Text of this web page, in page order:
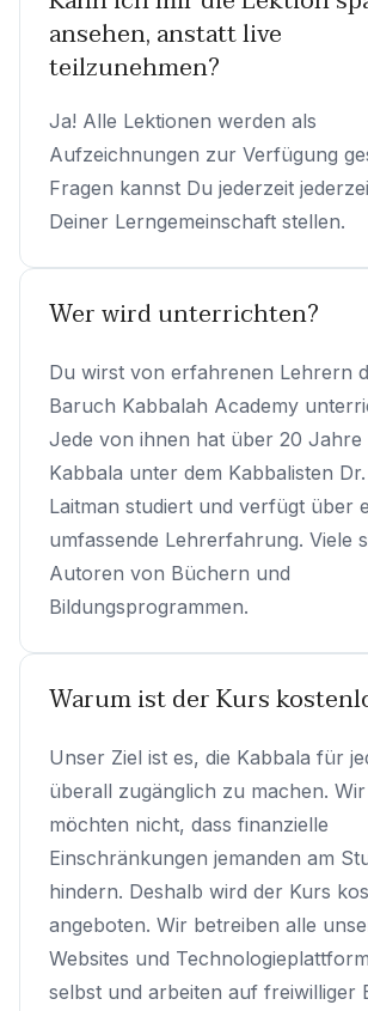
ansehen, anstatt live
teilzunehmen?
Ja! Alle Lektionen werden als
Aufzeichnungen zur Verfügung
Fragen kannst Du jederzeit
Deiner Lerngemeinschaft stellen.
Wer wird unterrichten?
Du wirst von erfahrenen Lehrern
Baruch Kabbalah Academy
Jede von ihnen hat über 20 Jahre
Kabbala unter dem Kabbalisten
Laitman studiert und verfügt über
umfassende Lehrerfahrung. Viele
Autoren von Büchern und
Bildungsprogrammen.
Warum ist der Kurs
Unser Ziel ist es, die Kabbala für
überall zugänglich zu machen. Wir
möchten nicht, dass finanzielle
Einschränkungen jemanden am
hindern. Deshalb wird der Kurs
angeboten. Wir betreiben alle
Websites und
selbst und arbeiten auf freiwilliger